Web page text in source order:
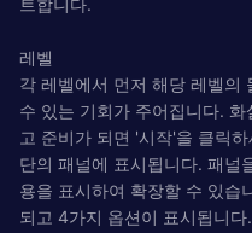
레벨
각 레벨에서 먼저 해당 레벨의
수 있는 기회가 주어집니다.
고 준비가 되면 '시작'을 클릭
단의 패널에 표시됩니다. 패널
용을 표시하여 확장할 수 있습
되고 4가지 옵션이 표시됩니